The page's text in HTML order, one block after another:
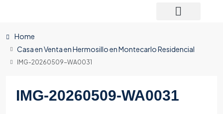
Home
Casa en Venta en Hermosillo en Montecarlo Residencial
IMG-20260509-WA0031
IMG-20260509-WA0031